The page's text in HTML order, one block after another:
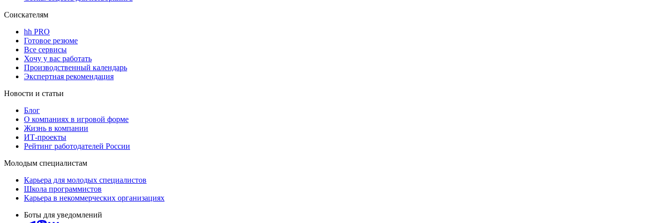
Соискателям
hh PRO
Готовое резюме
Все сервисы
Хочу у вас работать
Производственный календарь
Экспертная рекомендация
Новости и статьи
Блог
О компаниях в игровой форме
Жизнь в компании
ИТ-проекты
Рейтинг работодателей России
Молодым специалистам
Карьера для молодых специалистов
Школа программистов
Карьера в некоммерческих организациях
Боты для уведомлений